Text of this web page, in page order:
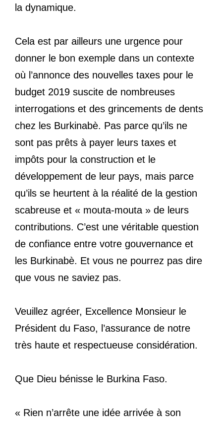
la dynamique.
Cela est par ailleurs une urgence pour
donner le bon exemple dans un contexte
où l’annonce des nouvelles taxes pour le
budget 2019 suscite de nombreuses
interrogations et des grincements de dents
chez les Burkinabè. Pas parce qu’ils ne
sont pas prêts à payer leurs taxes et
impôts pour la construction et le
développement de leur pays, mais parce
qu’ils se heurtent à la réalité de la gestion
scabreuse et « mouta-mouta » de leurs
contributions. C’est une véritable question
de confiance entre votre gouvernance et
les Burkinabè. Et vous ne pourrez pas dire
que vous ne saviez pas.
Veuillez agréer, Excellence Monsieur le
Président du Faso, l’assurance de notre
très haute et respectueuse considération.
Que Dieu bénisse le Burkina Faso.
« Rien n’arrête une idée arrivée à son